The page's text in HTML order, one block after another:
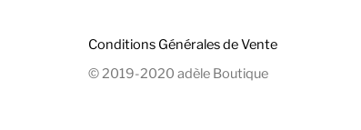
Conditions Générales de Vente
© 2019-2020 adèle Boutique